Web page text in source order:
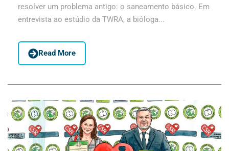
resolver um problema antigo: o saneamento básico. Em
entrevista ao estúdio da TWRA, a bióloga...
Read More